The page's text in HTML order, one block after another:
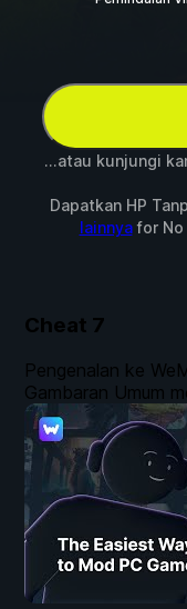
...atau kunjungi
Dapatkan HP
lainnyafor
Cheat 7
Pengenalan ke
Gambaran Umum